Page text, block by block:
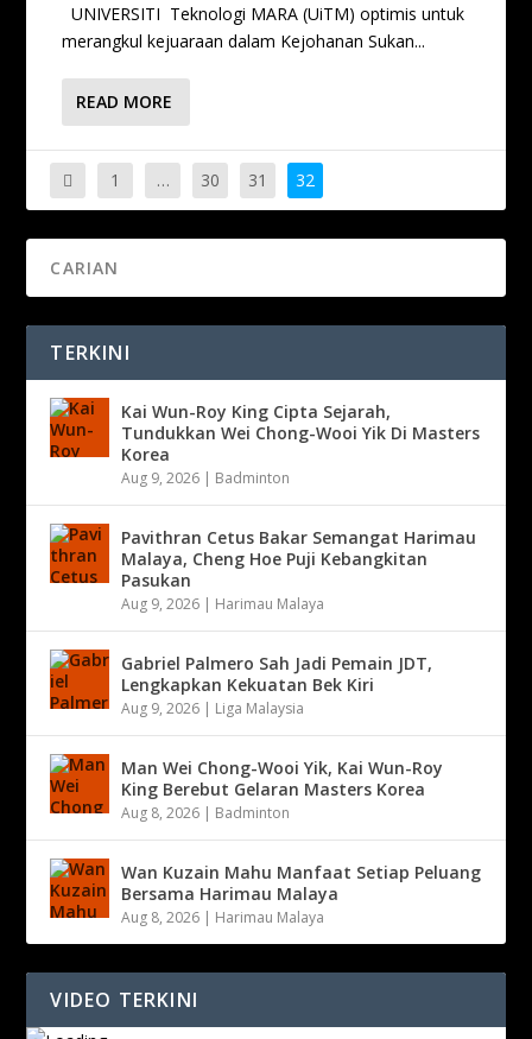
UNIVERSITI Teknologi MARA (UiTM) optimis untuk
merangkul kejuaraan dalam Kejohanan Sukan...
READ MORE
1 … 30 31 32
TERKINI
Kai Wun-Roy King Cipta Sejarah,
Tundukkan Wei Chong-Wooi Yik Di Masters
Korea
Aug 9, 2026 | Badminton
Pavithran Cetus Bakar Semangat Harimau
Malaya, Cheng Hoe Puji Kebangkitan
Pasukan
Aug 9, 2026 | Harimau Malaya
Gabriel Palmero Sah Jadi Pemain JDT,
Lengkapkan Kekuatan Bek Kiri
Aug 9, 2026 | Liga Malaysia
Man Wei Chong-Wooi Yik, Kai Wun-Roy
King Berebut Gelaran Masters Korea
Aug 8, 2026 | Badminton
Wan Kuzain Mahu Manfaat Setiap Peluang
Bersama Harimau Malaya
Aug 8, 2026 | Harimau Malaya
VIDEO TERKINI